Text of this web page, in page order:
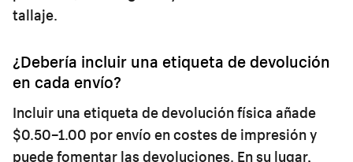
tallaje.
¿Debería incluir una etiqueta de devolución
en cada envío?
Incluir una etiqueta de devolución física añade
$0.50–1.00 por envío en costes de impresión y
puede fomentar las devoluciones. En su lugar,